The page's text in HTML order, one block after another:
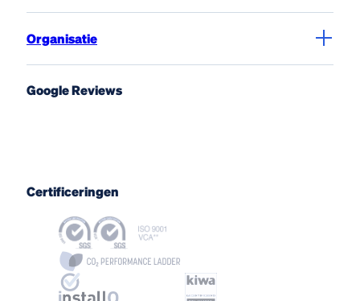
Organisatie
Google Reviews
Certificeringen